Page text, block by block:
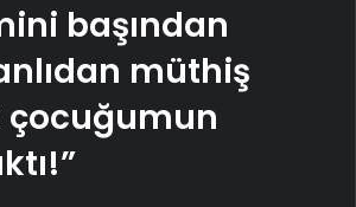
başından
müthiş
çocuğumun